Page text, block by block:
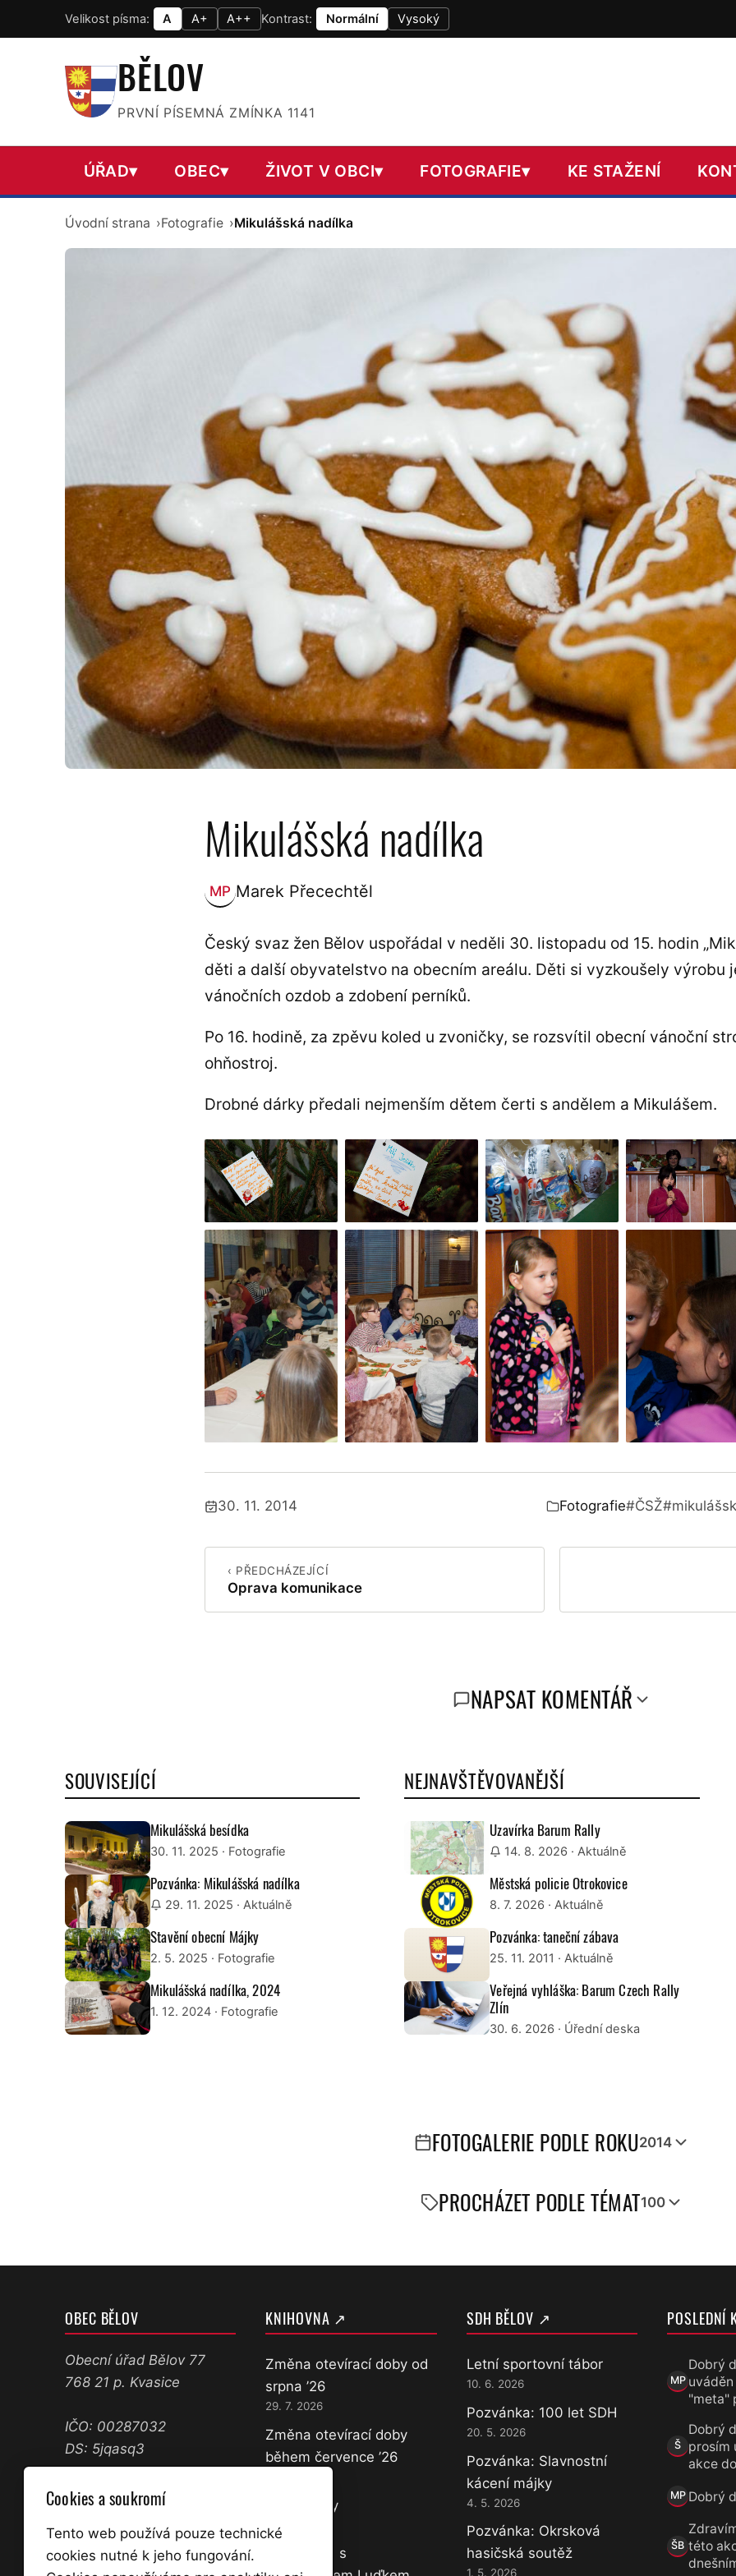
Velikost písma: A A+ A++ Kontrast: Normální Vysoký
BĚLOV
PRVNÍ PÍSEMNÁ ZMÍNKA 1141
ÚŘAD▾ OBEC▾ ŽIVOT V OBCI▾ FOTOGRAFIE▾ KE STAŽENÍ
Úvodní strana Fotografie Mikulášská nadílka
Mikulášská nadílka
MP Zveřejnil:
Marek Přecechtěl
Český svaz žen Bělov uspořádal v neděli 30. listopadu od 15. hodin
děti a další obyvatelstvo na obecním areálu. Děti si vyzkoušely výrobu
vánočních ozdob a zdobení perníků.
Po 16. hodině, za zpěvu koled u zvoničky, se rozsvítil obecní vánoční
ohňostroj.
Drobné dárky předali nejmenším dětem čerti s andělem a Mikulášem.
Publikováno:
30. 11. 2014
Zařazeno v:
Fotografie#ČSŽ
‹ PŘEDCHÁZEJÍCÍ
Oprava komunikace
NAPSAT KOMENTÁŘ
SOUVISEJÍCÍ
Mikulášská besídka
30. 11. 2025 · Fotografie
Pozvánka: Mikulášská nadílka
29. 11. 2025 · Aktuálně
Stavění obecní Májky
2. 5. 2025 · Fotografie
Mikulášská nadílka, 2024
1. 12. 2024 · Fotografie
NEJNAVŠTĚVOVANĚJŠÍ
Uzavírka Barum Rally
14. 8. 2026 · Aktuálně
Městská policie Otrokovice
8. 7. 2026 · Aktuálně
Pozvánka: taneční zábava
25. 11. 2011 · Aktuálně
Veřejná vyhláška: Barum Czech Rally
Zlín
30. 6. 2026 · Úřední deska
FOTOGALERIE PODLE ROKU2014
PROCHÁZET PODLE TÉMAT100
OBEC BĚLOV
Obecní úřad Bělov 77
768 21 p. Kvasice
IČO: 00287032
DS: 5jqasq3
602 645 361
ucetni@belov.cz
starosta@belov.cz
KNIHOVNA ↗
Změna otevírací doby od
srpna ’26
29. 7. 2026
Změna otevírací doby
během července ’26
Nové knihy
18. 3. 2026
Přednáška s
SDH BĚLOV ↗
Letní sportovní tábor
10. 6. 2026
Pozvánka: 100 let SDH
20. 5. 2026
Pozvánka: Slavnostní
kácení májky
4. 5. 2026
Pozvánka: Okrsková
hasičská soutěž
1. 5. 2026
POSLEDNÍ
MP
Marek
Dobrý
"meta"
Š
Šárka
Dobrý
prosím
akce
MP
Marek
Dobrý
ŠB
Šárka B.
této
Cookies a soukromí
Tento web používá pouze technické
cookies nutné k jeho fungování.